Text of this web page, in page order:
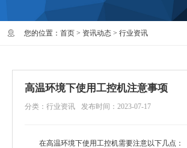
您的位置： 首页 > 资讯动态 > 行业资讯
高温环境下使用工控机注意事项
分类：行业资讯 发布时间：2023-07-17
在高温环境下使用工控机需要注意以下几点：